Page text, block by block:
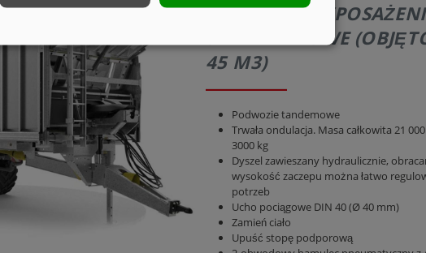
ASW 281 |
STANDARDOWE
45 M3)
Podwozie tandemowe
Trwała ondulacja. Masa całkowita 21
3000 kg
Dyszel zawieszany hydraulicznie,
wysokość zaczepu można łatwo
potrzeb
Ucho pociągowe DIN 40 (Ø 40 mm)
Zamień ciało
Upuść stopę podporową